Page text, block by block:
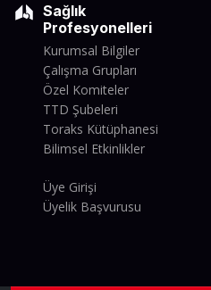
Sağlık
Profesyonelleri
Kurumsal Bilgiler
Çalışma Grupları
Özel Komiteler
TTD Şubeleri
Toraks Kütüphanesi
Bilimsel Etkinlikler
Üye Girişi
Üyelik Başvurusu